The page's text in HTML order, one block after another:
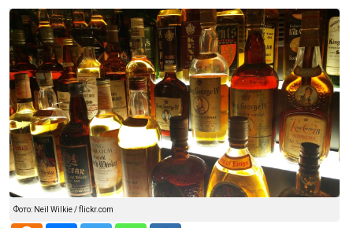
Фото: Neil Wilkie / flickr.com